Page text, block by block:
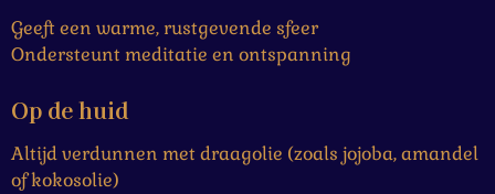
Geeft een warme, rustgevende sfeer
Ondersteunt meditatie en ontspanning
Op de huid
Altijd verdunnen met draagolie (zoals jojoba, amandel
of kokosolie)